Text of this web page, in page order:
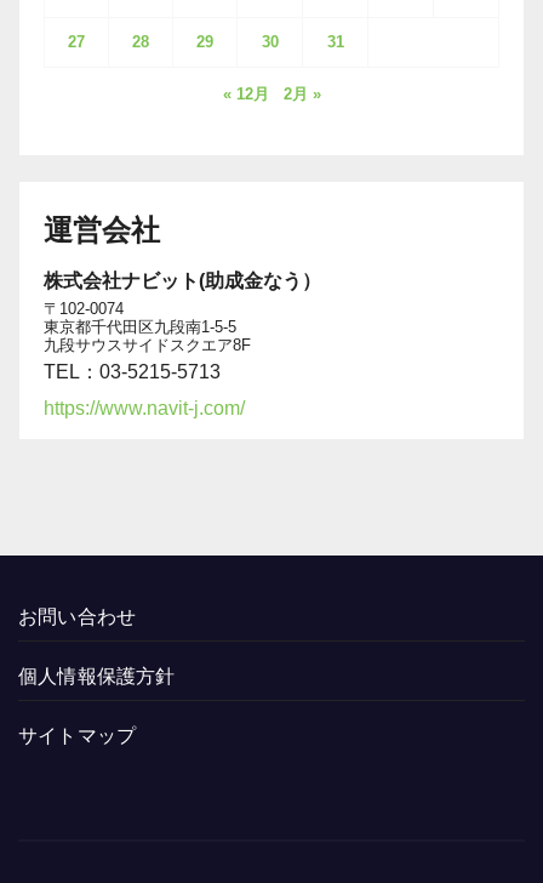
27 28 29 30 31
« 12月 2月 »
運営会社
株式会社ナビット(助成金なう）
〒102-0074
東京都千代田区九段南1-5-5
九段サウスサイドスクエア8F
TEL：03-5215-5713
https://www.navit-j.com/
お問い合わせ
個人情報保護方針
サイトマップ